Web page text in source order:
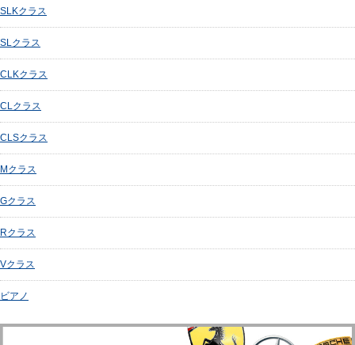
SLKクラス
SLクラス
CLKクラス
CLクラス
CLSクラス
Mクラス
Gクラス
Rクラス
Vクラス
ビアノ